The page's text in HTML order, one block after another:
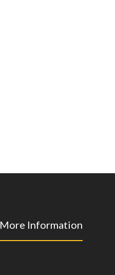
More Information